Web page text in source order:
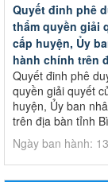
Quyết đinh phê
thẩm quyền giải
cấp huyện, Ủy
hành chính trên
Quyết đinh phê
quyền giải quyết
huyện, Ủy ban
trên địa bàn tỉnh
Ngày ban hành: